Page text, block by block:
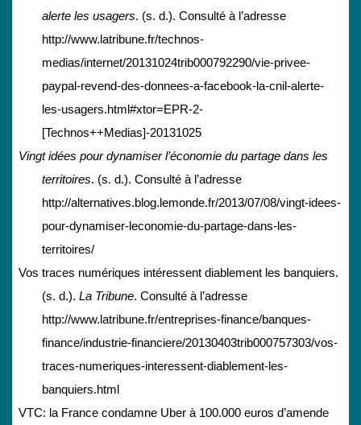
alerte les usagers. (s. d.). Consulté à l’adresse
http://www.latribune.fr/technos-
medias/internet/20131024trib000792290/vie-privee-
paypal-revend-des-donnees-a-facebook-la-cnil-alerte-
les-usagers.html#xtor=EPR-2-
[Technos++Medias]-20131025
Vingt idées pour dynamiser l’économie du partage dans les
territoires. (s. d.). Consulté à l’adresse
http://alternatives.blog.lemonde.fr/2013/07/08/vingt-idees-
pour-dynamiser-leconomie-du-partage-dans-les-
territoires/
Vos traces numériques intéressent diablement les banquiers.
(s. d.).La Tribune. Consulté à l’adresse
http://www.latribune.fr/entreprises-finance/banques-
finance/industrie-financiere/20130403trib000757303/vos-
traces-numeriques-interessent-diablement-les-
banquiers.html
VTC: la France condamne Uber à 100.000 euros d’amende